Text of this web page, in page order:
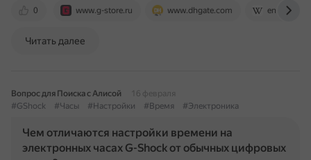
0 www.g-store.ru www.dhgate.com
Читать далее
Вопрос для Поиска с Алисой
16 февраля
#GShock
#Часы #Настройки #Время #Электроника
Чем отличаются настройки времени на
электронных часах G-Shock от обычных цифровых